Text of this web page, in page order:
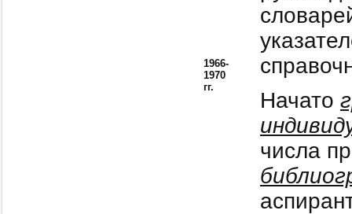
1966-
1970
гг.
Начато
числа